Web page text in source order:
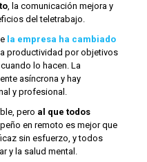
, la comunicación mejora y
del teletrabajo.
la empresa ha cambiado
productividad por objetivos
lo hacen. La
asíncrona y hay
y profesional.
pero al que todos
en remoto es mejor que
sin esfuerzo, y todos
y la salud mental.